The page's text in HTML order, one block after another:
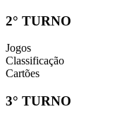
2° TURNO
Jogos
Classificação
Cartões
3° TURNO